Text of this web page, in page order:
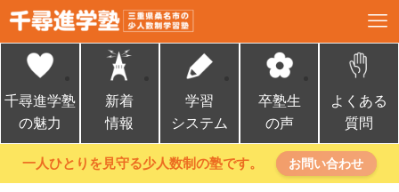
千尋進学塾
の魅力
新着
情報
学習
システム
卒塾生
の声
よくある
質問
一人ひとりを見守る少人数制の塾です。 お問い合わせ